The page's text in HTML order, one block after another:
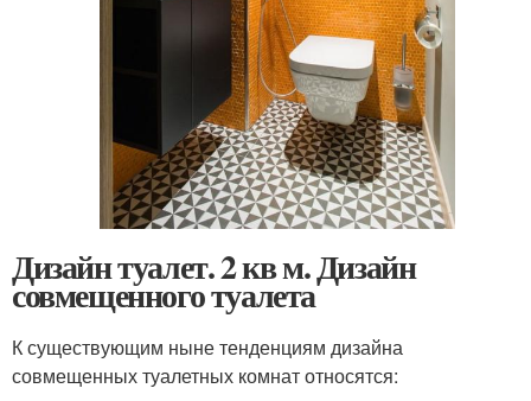
Дизайн туалет. 2 кв м. Дизайн
совмещенного туалета
К существующим ныне тенденциям дизайна
совмещенных туалетных комнат относятся: